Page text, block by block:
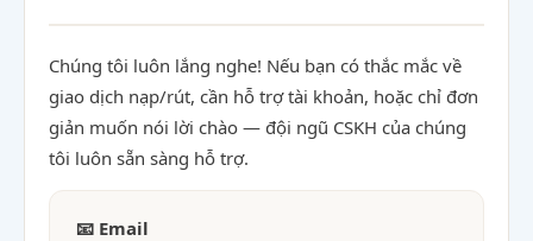
Chúng tôi luôn lắng nghe! Nếu bạn có thắc mắc về
giao dịch nạp/rút, cần hỗ trợ tài khoản, hoặc chỉ đơn
giản muốn nói lời chào — đội ngũ CSKH của chúng
tôi luôn sẵn sàng hỗ trợ.
📧 Email